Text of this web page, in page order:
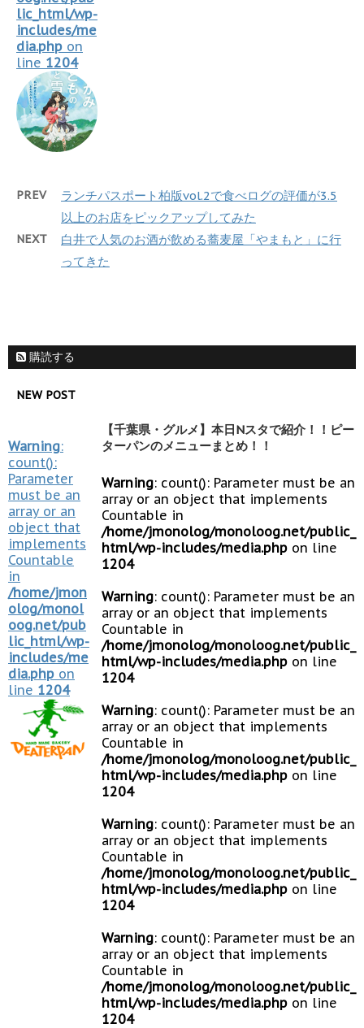
lic_html/wp-
includes/me
dia.php on
line 1204
PREV
ランチパスポート柏版vol.2で食べログの評価が3.5
以上のお店をピックアップしてみた
NEXT
白井で人気のお酒が飲める蕎麦屋「やまもと」に行
ってきた
購読する
NEW POST
Warning:
count():
Parameter
must be an
array or an
object that
implements
Countable
in
/home/jmon
olog/monol
oog.net/pub
lic_html/wp-
includes/me
dia.php on
line 1204
【千葉県・グルメ】本日Nスタで紹介！！ピー
ターパンのメニューまとめ！！
Warning: count(): Parameter must be an
array or an object that implements
Countable in
/home/jmonolog/monoloog.net/public_
html/wp-includes/media.php on line
1204
Warning: count(): Parameter must be an
array or an object that implements
Countable in
/home/jmonolog/monoloog.net/public_
html/wp-includes/media.php on line
1204
Warning: count(): Parameter must be an
array or an object that implements
Countable in
/home/jmonolog/monoloog.net/public_
html/wp-includes/media.php on line
1204
Warning: count(): Parameter must be an
array or an object that implements
Countable in
/home/jmonolog/monoloog.net/public_
html/wp-includes/media.php on line
1204
Warning: count(): Parameter must be an
array or an object that implements
Countable in
/home/jmonolog/monoloog.net/public_
html/wp-includes/media.php on line
1204